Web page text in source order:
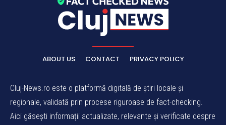
ABOUT US CONTACT PRIVACY POLICY
Cluj-News.ro este o platformă digitală de știri locale și
regionale, validată prin procese riguroase de fact-checking.
Aici găsești informații actualizate, relevante și verificate despre